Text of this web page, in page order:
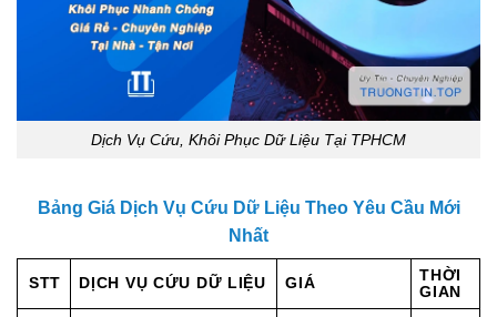
Dịch Vụ Cứu, Khôi Phục Dữ Liệu Tại TPHCM
Bảng Giá Dịch Vụ Cứu Dữ Liệu Theo Yêu Cầu Mới
Nhất
STT DỊCH VỤ CỨU DỮ LIỆU GIÁ
THỜI
GIAN